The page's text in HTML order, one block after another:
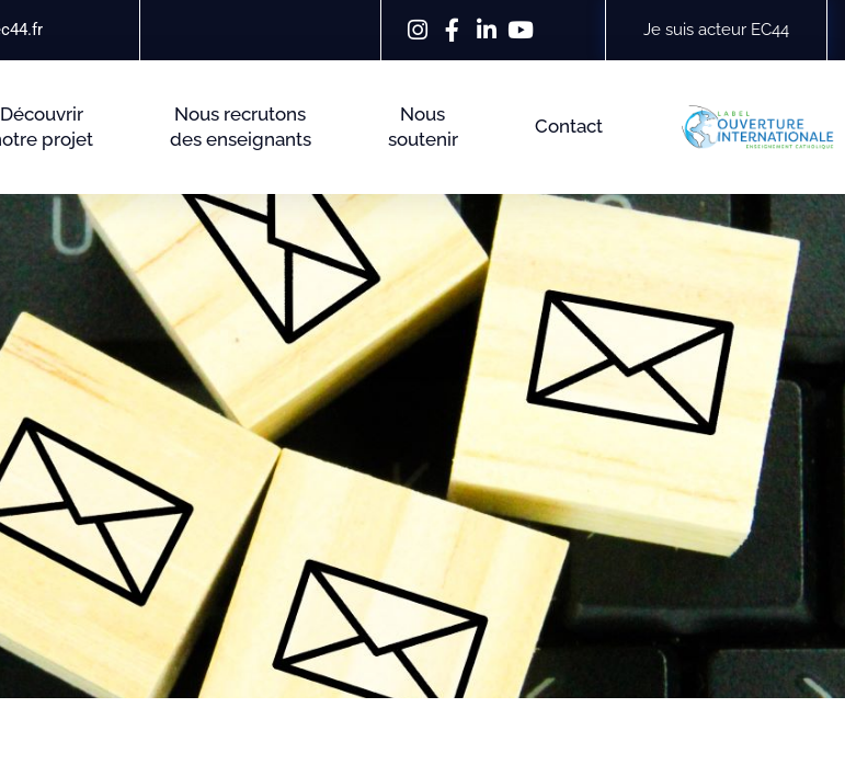
Je suis acteur EC44
Découvrir
projet
Nous recrutons
des enseignants
Nous
soutenir
Contact